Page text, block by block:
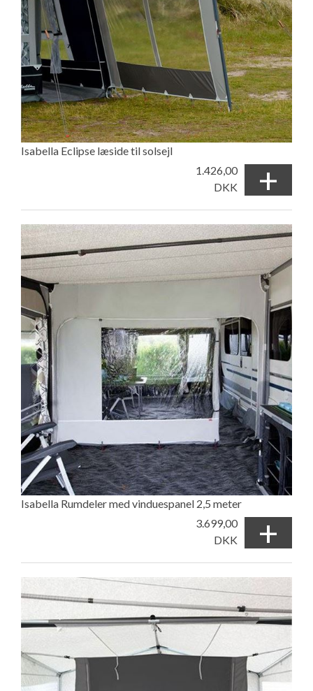
Isabella Eclipse læside til solsejl
1.426,00
DKK
+
Isabella Rumdeler med vinduespanel 2,5 meter
3.699,00
DKK
+